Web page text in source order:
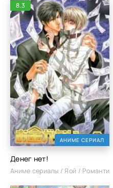
АНИМЕ СЕРИАЛ
8.3
Денег нет!
Аниме сериалы / Яой / Романтика